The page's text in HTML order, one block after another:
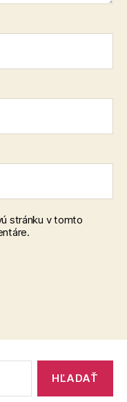
stránku v tomto